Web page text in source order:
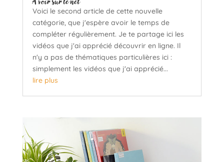
Voici le second article de cette nouvelle
catégorie, que j'espère avoir le temps de
compléter régulièrement. Je te partage ici les
vidéos que j'ai apprécié découvrir en ligne. Il
n'y a pas de thématiques particulières ici :
simplement les vidéos que j'ai apprécié...
lire plus